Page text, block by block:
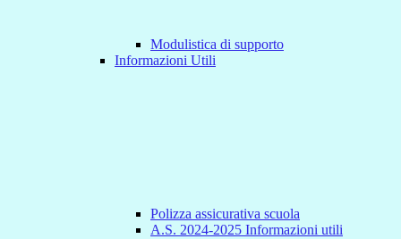
Modulistica di supporto
Informazioni Utili
Polizza assicurativa scuola
A.S. 2024-2025 Informazioni utili